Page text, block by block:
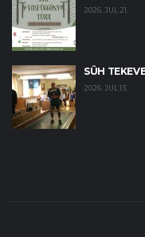
2026. JUL 21.
SÜH
2026. JUL 13.